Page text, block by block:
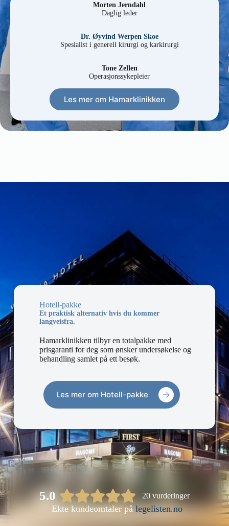
Morten Jerndahl
Daglig leder
Dr. Øyvind Werpen Skoe
Spesialist i generell kirurgi og karkirurgi
Tone Zellen
Operasjonssykepleier
Les mer om Hamarklinikken
Hotell-pakke
Et praktisk alternativ hvis du kommer
langveisfra.
Hamarklinikken tilbyr en totalpakke med
prisgaranti for deg som ønsker undersøkelse og
behandling samlet på ett besøk.
Les mer om Hotell-pakke
5.0 20 vurderinger
Ekte kundeomtaler pålegelisten.no